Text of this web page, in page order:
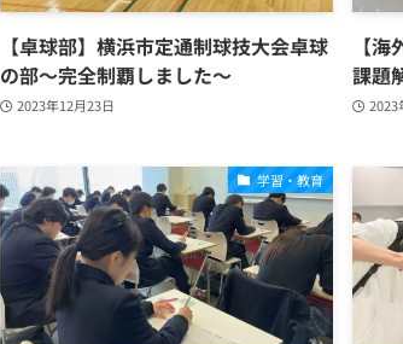
【卓球部】横浜市定通制球技大会卓球
の部～完全制覇しました～
2023年12月23日
【
課題
2023
学習・教育